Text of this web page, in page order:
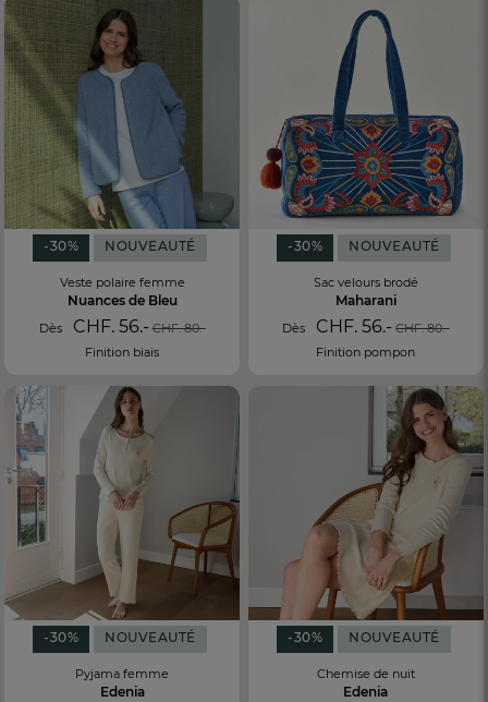
-30% NOUVEAUTÉ
Veste polaire femme
Nuances de Bleu
Dès CHF. 56.- CHF. 80.-
Finition biais
-30% NOUVEAUTÉ
Sac velours brodé
Maharani
Dès CHF. 56.- CHF. 80.-
Finition pompon
-30% NOUVEAUTÉ
Pyjama femme
Edenia
-30% NOUVEAUTÉ
Chemise de nuit
Edenia